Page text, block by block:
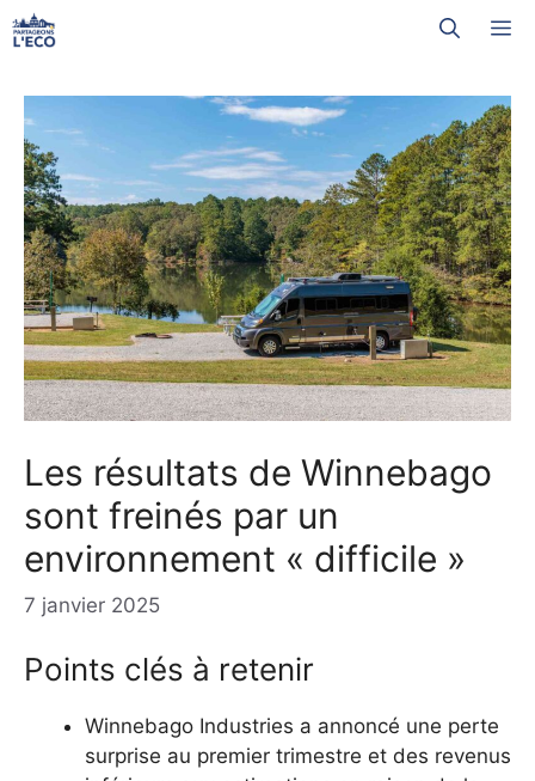
Aller
au
Les résultats de Winnebago
sont freinés par un
environnement « difficile »
7 janvier 2025
Points clés à retenir
Winnebago Industries a annoncé une perte
surprise au premier trimestre et des revenus